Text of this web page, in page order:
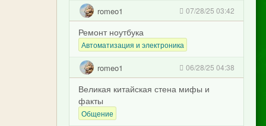
romeo1 07/28/25 03:42
Ремонт ноутбука
Автоматизация и электроника
romeo1 06/28/25 04:38
Великая китайская стена мифы и
факты
Общение